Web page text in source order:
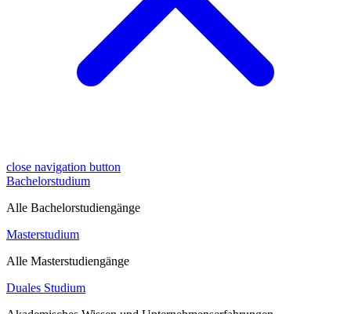
close navigation button
Bachelorstudium
Alle Bachelorstudiengänge
Masterstudium
Alle Masterstudiengänge
Duales Studium